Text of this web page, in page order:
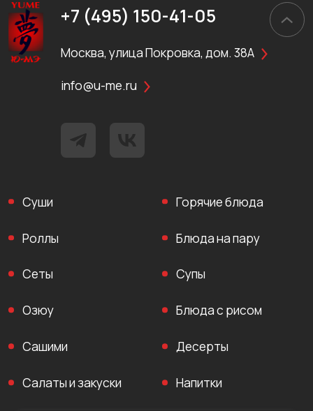
+7 (495) 150-41-05
Москва, улица Покровка, дом. 38А
info@u-me.ru
Суши
Роллы
Сеты
Озюу
Сашими
Салаты и закуски
Горячие блюда
Блюда на пару
Супы
Блюда с рисом
Десерты
Напитки